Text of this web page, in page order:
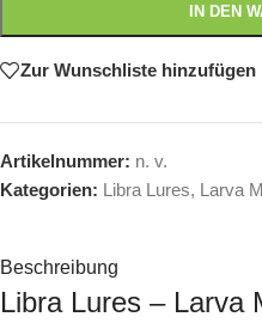
IN DEN
Zur Wunschliste hinzufügen
Artikelnummer: n. v.
Kategorien: Libra Lures, Larva
Beschreibung
Libra Lures – Larva